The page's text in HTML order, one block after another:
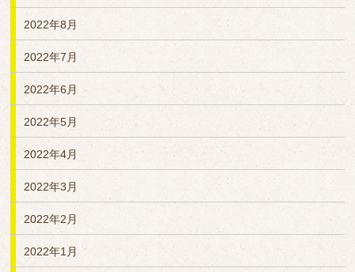
2022年8月
2022年7月
2022年6月
2022年5月
2022年4月
2022年3月
2022年2月
2022年1月